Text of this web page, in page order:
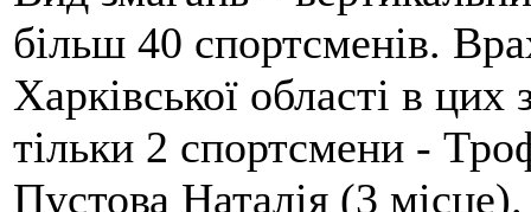
більш 40 спортсменів.
Харківської області в
тільки 2 спортсмени -
Пустова Наталія (3 місце).